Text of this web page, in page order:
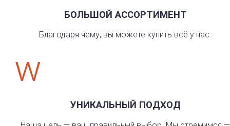
БОЛЬШОЙ АССОРТИМЕНТ
Благодаря чему, вы можете купить всё у нас.
w
УНИКАЛЬНЫЙ ПОДХОД